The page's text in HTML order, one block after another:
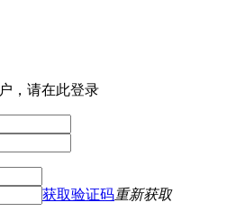
，请在此登录
获取验证码重新获取